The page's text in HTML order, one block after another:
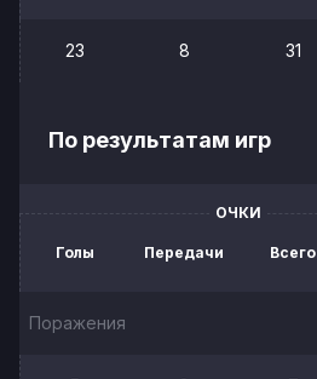
23 8 31
По результатам игр
ОЧКИ
Голы Передачи Всего
Поражения